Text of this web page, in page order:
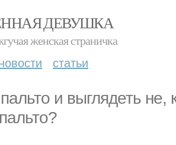
ДЕВУШКА
женская страничка
статьи
и выглядеть не,